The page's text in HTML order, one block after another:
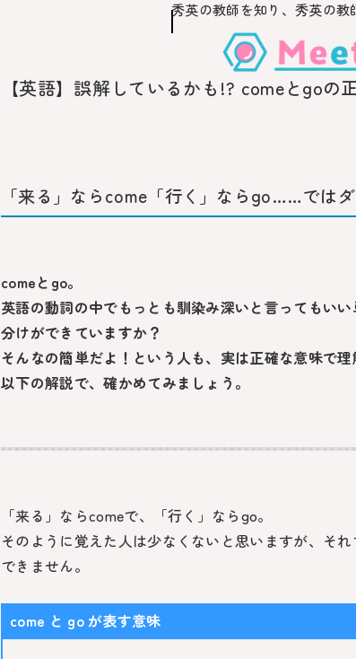
このページの本文へ移動
秀英の教師を知り、秀英の教
【英語】誤解しているかも!? comeとgoの
「来る」ならcome「行く」ならgo……では
comeとgo。
英語の動詞の中でもっとも馴染み深いと言ってもい
分けができていますか？
そんなの簡単だよ！という人も、実は正確な意味で
以下の解説で、確かめてみましょう。
「来る」ならcomeで、「行く」ならgo。
そのように覚えた人は少なくないと思いますが、そ
できません。
come と go が表す意味